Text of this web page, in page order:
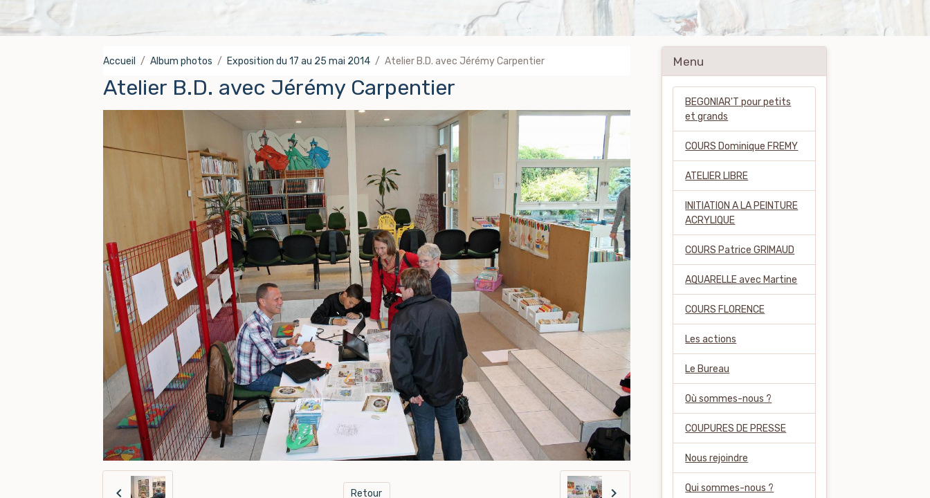
Accueil Album photos Exposition du 17 au 25 mai 2014 Atelier B.D. avec Jérémy Carpentier
Atelier B.D. avec Jérémy Carpentier
Retour
Menu
BEGONIAR'T pour petits
et grands
COURS Dominique FREMY
ATELIER LIBRE
INITIATION A LA PEINTURE
ACRYLIQUE
COURS Patrice GRIMAUD
AQUARELLE avec Martine
COURS FLORENCE
Les actions
Le Bureau
Où sommes-nous ?
COUPURES DE PRESSE
Nous rejoindre
Qui sommes-nous ?